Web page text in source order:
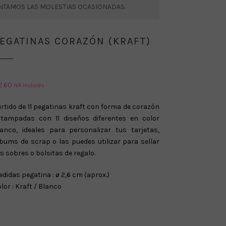
LAS MOLESTIAS OCASIONADAS.
CORAZÓN (KRAFT)
IVA Incluido
de 11 pegatinas kraft con forma de corazón
con 11 diseños diferentes en color
ideales para personalizar tus tarjetas,
de scrap o las puedes utilizar para sellar
sobres o bolsitas de regalo.
pegatina : ø 2,6 cm (aprox.)
: Kraft / Blanco